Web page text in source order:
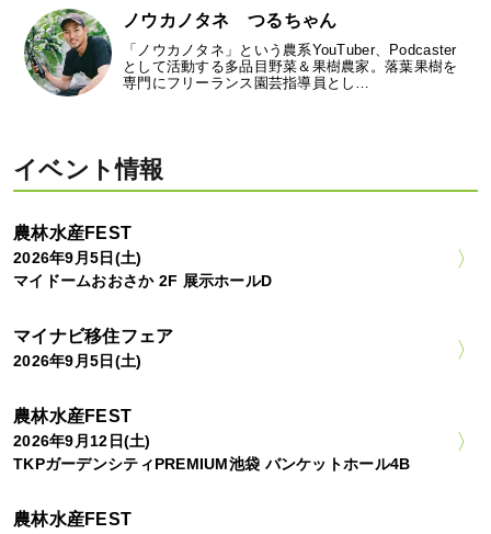
ノウカノタネ つるちゃん
「ノウカノタネ」という農系YouTuber、Podcaster
として活動する多品目野菜＆果樹農家。落葉果樹を
専門にフリーランス園芸指導員とし…
イベント情報
農林水産FEST
2026年9月5日(土)
マイドームおおさか 2F 展示ホールD
マイナビ移住フェア
2026年9月5日(土)
農林水産FEST
2026年9月12日(土)
TKPガーデンシティPREMIUM池袋 バンケットホール4B
農林水産FEST